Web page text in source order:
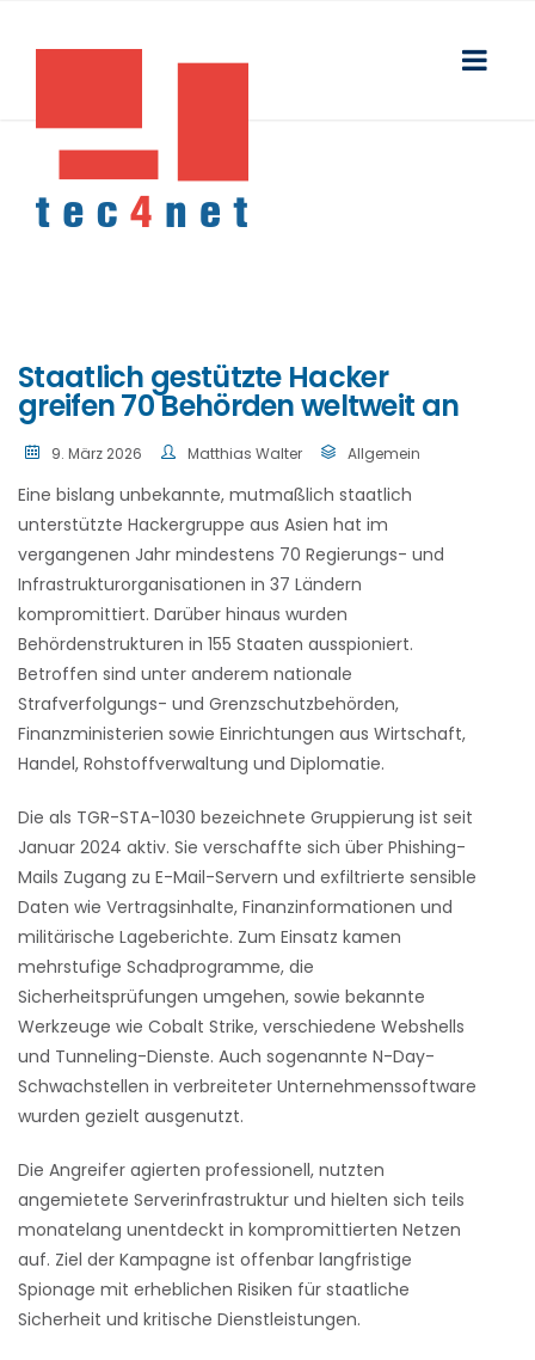
Staatlich gestützte Hacker
greifen 70 Behörden weltweit an
9. März 2026 Matthias Walter Allgemein
Eine bislang unbekannte, mutmaßlich staatlich
unterstützte Hackergruppe aus Asien hat im
vergangenen Jahr mindestens 70 Regierungs- und
Infrastrukturorganisationen in 37 Ländern
kompromittiert. Darüber hinaus wurden
Behördenstrukturen in 155 Staaten ausspioniert.
Betroffen sind unter anderem nationale
Strafverfolgungs- und Grenzschutzbehörden,
Finanzministerien sowie Einrichtungen aus Wirtschaft,
Handel, Rohstoffverwaltung und Diplomatie.
Die als TGR-STA-1030 bezeichnete Gruppierung ist seit
Januar 2024 aktiv. Sie verschaffte sich über Phishing-
Mails Zugang zu E-Mail-Servern und exfiltrierte sensible
Daten wie Vertragsinhalte, Finanzinformationen und
militärische Lageberichte. Zum Einsatz kamen
mehrstufige Schadprogramme, die
Sicherheitsprüfungen umgehen, sowie bekannte
Werkzeuge wie Cobalt Strike, verschiedene Webshells
und Tunneling-Dienste. Auch sogenannte N-Day-
Schwachstellen in verbreiteter Unternehmenssoftware
wurden gezielt ausgenutzt.
Die Angreifer agierten professionell, nutzten
angemietete Serverinfrastruktur und hielten sich teils
monatelang unentdeckt in kompromittierten Netzen
auf. Ziel der Kampagne ist offenbar langfristige
Spionage mit erheblichen Risiken für staatliche
Sicherheit und kritische Dienstleistungen.